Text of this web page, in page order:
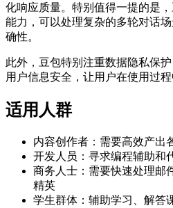
化响应质量。特别值得一提的是
能力，可以处理复杂的多轮对话
确性。
此外，豆包特别注重数据隐私保
用户信息安全，让用户在使用过程
适用人群
内容创作者：需要高效产出
开发人员：寻求编程辅助和
商务人士：需要快速处理邮
精英
学生群体：辅助学习、解答